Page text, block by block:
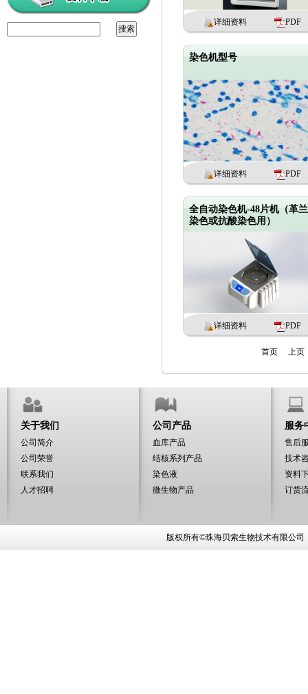
详细资料 PDF
染色机型号
详细资料 PDF
全自动染色机-48片机（革
染色或抗酸染色用）
详细资料 PDF
首页 上页
关于我们
公司简介
公司荣誉
联系我们
人才招聘
公司产品
血库产品
结核系列产品
染色液
微生物产品
服务
售后
技术
资料
订货
版权所有©珠海贝索生物技术